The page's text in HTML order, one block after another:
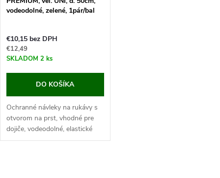
vodeodolné, zelené, 1pár/bal
€10,15 bez DPH
€12,49
SKLADOM 2 ks
DO KOŠÍKA
Ochranné návleky na rukávy s
otvorom na prst, vhodné pre
dojiče, vodeodolné, elastické
zakončenie, univerzálne, dĺžka